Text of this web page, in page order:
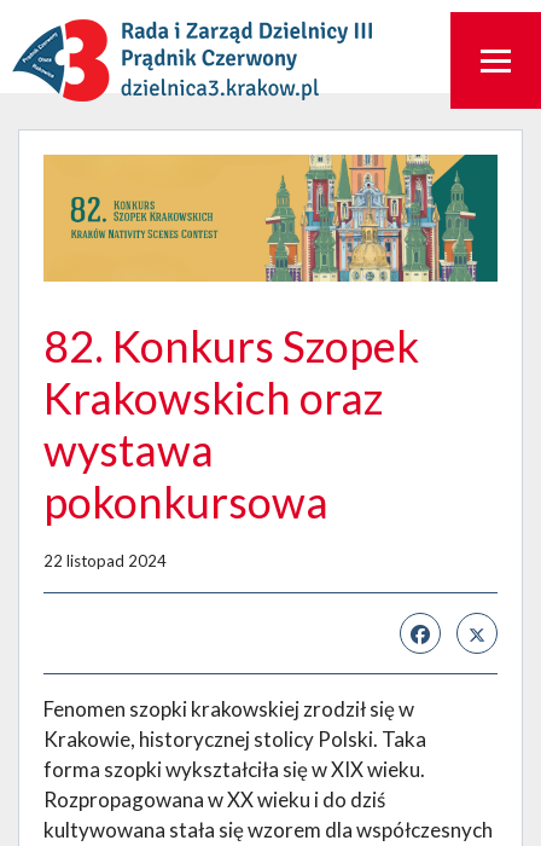
82. Konkurs Szopek
Krakowskich oraz
wystawa
pokonkursowa
22 listopad 2024
Fenomen szopki krakowskiej zrodził się w
Krakowie, historycznej stolicy Polski. Taka
forma szopki wykształciła się w XIX wieku.
Rozpropagowana w XX wieku i do dziś
kultywowana stała się wzorem dla współczesnych